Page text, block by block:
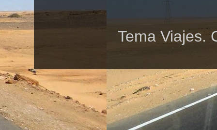
Tema Viajes.